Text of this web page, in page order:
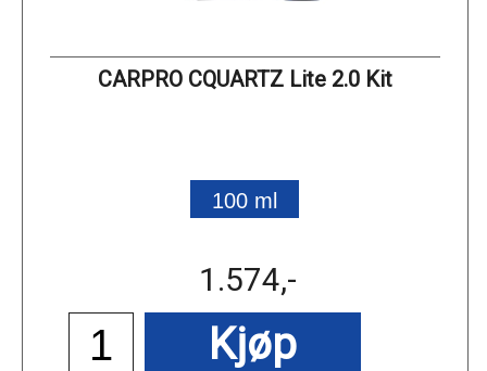
CARPRO CQUARTZ Lite 2.0 Kit
100 ml
1.574,-
Kjøp